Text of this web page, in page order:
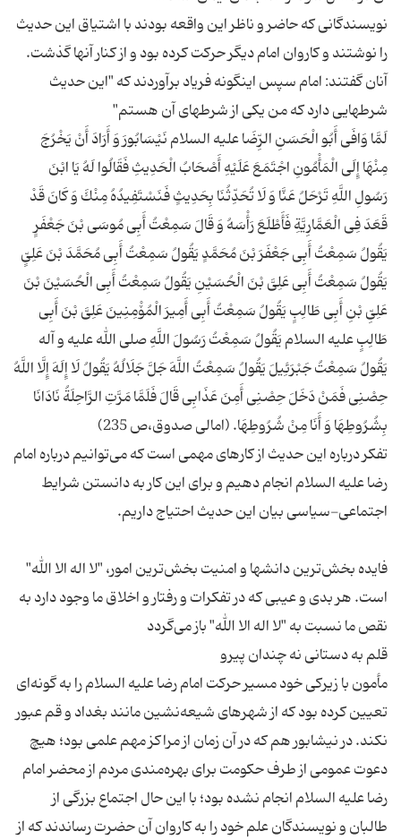
نویسندگانی که حاضر و ناظر این واقعه بودند با اشتیاق این حدیث
را نوشتند و کاروان امام دیگر حرکت کرده بود و از کنار آنها گذشت.
آنان گفتند: امام سپس اینگونه فریاد برآوردند که "این حدیث
لَمَّا وَافَى أَبُو الْحَسَنِ الرِّضَا علیه السلام نَیْسَابُورَ وَ أَرَادَ أَنْ یَخْرُجَ
مِنْهَا إِلَى الْمَأْمُونِ اجْتَمَعَ عَلَیْهِ أَصْحَابُ الْحَدِیثِ فَقَالُوا لَهُ یَا ابْنَ
رَسُولِ اللَّهِ تَرْحَلُ عَنَّا وَ لَا تُحَدِّثُنَا بِحَدِیثٍ فَنَسْتَفِیدُهُ مِنْكَ وَ كَانَ قَدْ
قَعَدَ فِی الْعَمَّارِیَّةِ فَأَطْلَعَ رَأْسَهُ وَ قَالَ سَمِعْتُ أَبِی مُوسَى بْنَ جَعْفَرٍ
یَقُولُ سَمِعْتُ أَبِی جَعْفَرَ بْنَ مُحَمَّدٍ یَقُولُ سَمِعْتُ أَبِی مُحَمَّدَ بْنَ عَلِیٍّ
یَقُولُ سَمِعْتُ أَبِی عَلِیَّ بْنَ الْحُسَیْنِ یَقُولُ سَمِعْتُ أَبِی الْحُسَیْنَ بْنَ
عَلِیِّ بْنِ أَبِی طَالِبٍ یَقُولُ سَمِعْتُ أَبِی أَمِیرَ الْمُۆْمِنِینَ عَلِیَّ بْنَ أَبِی
طَالِبٍ علیه السلام یَقُولُ سَمِعْتُ رَسُولَ اللَّهِ صلی الله علیه و آله
یَقُولُ سَمِعْتُ جَبْرَئِیلَ یَقُولُ سَمِعْتُ اللَّهَ جَلَّ جَلَالُهُ یَقُولُ لَا إِلَهَ إِلَّا اللَّهُ
حِصْنِی فَمَنْ دَخَلَ حِصْنِی أَمِنَ عَذَابِی قَالَ فَلَمَّا مَرَّتِ الرَّاحِلَةُ نَادَانَا
تفکر درباره این حدیث از کارهای مهمی است که می‌توانیم درباره امام
رضا علیه السلام انجام دهیم و برای این کار به دانستن شرایط
فایده بخش‌ترین دانشها و امنیت بخش‌ترین امور، "لا اله الا الله"
است. هر بدی و عیبی که در تفکرات و رفتار و اخلاق ما وجود دارد به
مأمون با زیرکی خود مسیر حرکت امام رضا علیه السلام را به گونه‌ای
تعیین کرده بود که از شهرهای شیعه‌نشین مانند بغداد و قم عبور
نکند. در نیشابور هم که در آن زمان از مراکز مهم علمی بود؛ هیچ
دعوت عمومی از طرف حکومت برای بهره‌مندی مردم از محضر امام
رضا علیه السلام انجام نشده بود؛ با این حال اجتماع بزرگی از
طالبان و نویسندگان علم خود را به کاروان آن حضرت رساندند که از